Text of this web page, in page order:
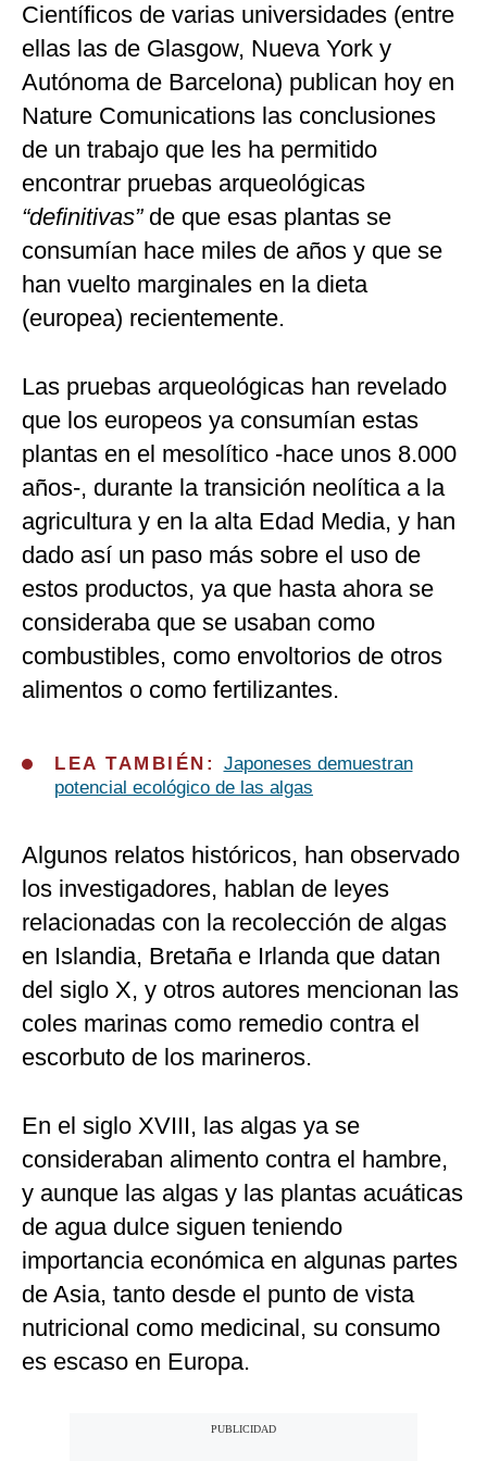
Científicos de varias universidades (entre
ellas las de Glasgow, Nueva York y
Autónoma de Barcelona) publican hoy en
Nature Comunications las conclusiones
de un trabajo que les ha permitido
encontrar pruebas arqueológicas
“definitivas”de que esas plantas se
consumían hace miles de años y que se
han vuelto marginales en la dieta
(europea) recientemente.
Las pruebas arqueológicas han revelado
que los europeos ya consumían estas
plantas en el mesolítico -hace unos 8.000
años-, durante la transición neolítica a la
agricultura y en la alta Edad Media, y han
dado así un paso más sobre el uso de
estos productos, ya que hasta ahora se
consideraba que se usaban como
combustibles, como envoltorios de otros
alimentos o como fertilizantes.
LEA TAMBIÉN: Japoneses demuestran
potencial ecológico de las algas
Algunos relatos históricos, han observado
los investigadores, hablan de leyes
relacionadas con la recolección de algas
en Islandia, Bretaña e Irlanda que datan
del siglo X, y otros autores mencionan las
coles marinas como remedio contra el
escorbuto de los marineros.
En el siglo XVIII, las algas ya se
consideraban alimento contra el hambre,
y aunque las algas y las plantas acuáticas
de agua dulce siguen teniendo
importancia económica en algunas partes
de Asia, tanto desde el punto de vista
nutricional como medicinal, su consumo
es escaso en Europa.